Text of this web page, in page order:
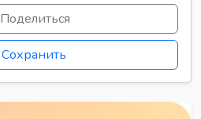
Поделиться
Сохранить